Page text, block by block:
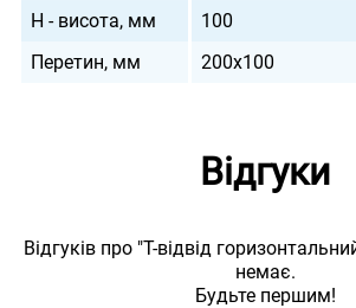
H - висота, мм
100
Перетин, мм
200х100
Відгуки
Відгуків про "Т-відвід
немає.
Будьте першим!